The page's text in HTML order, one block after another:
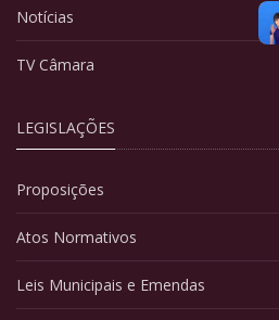
Notícias
TV Câmara
LEGISLAÇÕES
Proposições
Atos Normativos
Leis Municipais e Emendas